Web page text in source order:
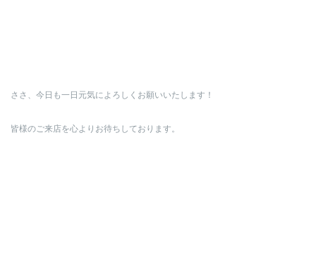
ささ、今日も一日元気によろしくお願いいたします！
皆様のご来店を心よりお待ちしております。